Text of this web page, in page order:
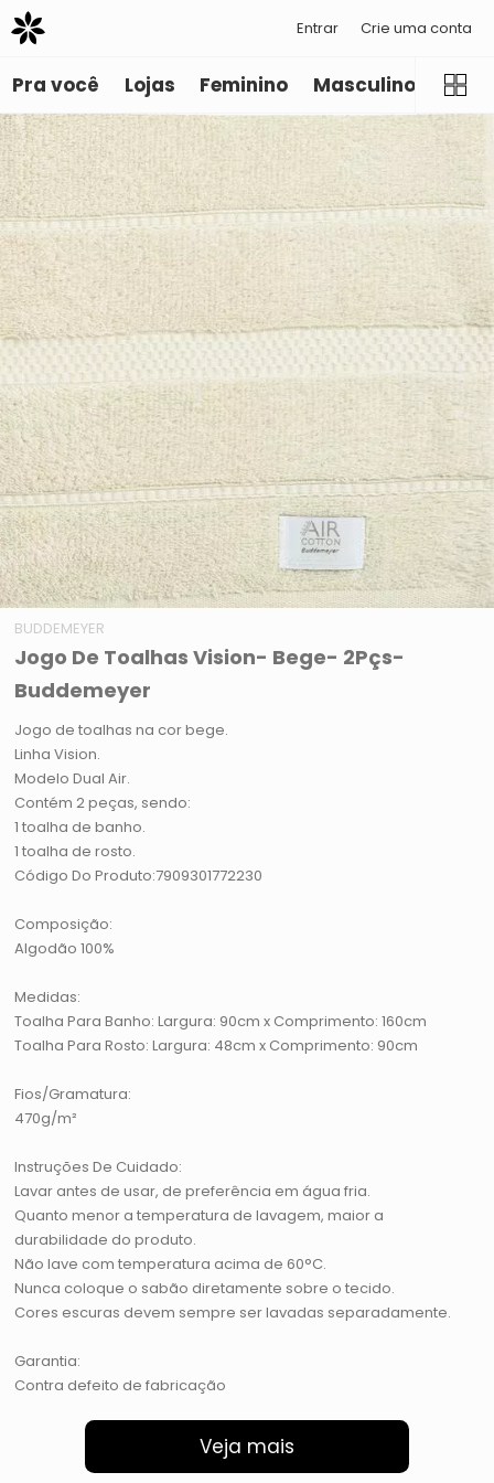
Entrar Crie uma conta
Pra você Lojas Feminino Masculino
BUDDEMEYER
Jogo De Toalhas Vision- Bege- 2Pçs-
Buddemeyer
Jogo de toalhas na cor bege.
Linha Vision.
Modelo Dual Air.
Contém 2 peças, sendo:
1 toalha de banho.
1 toalha de rosto.
Código Do Produto:7909301772230
Composição:
Algodão 100%
Medidas:
Toalha Para Banho: Largura: 90cm x Comprimento: 160cm
Toalha Para Rosto: Largura: 48cm x Comprimento: 90cm
Fios/Gramatura:
470g/m²
Instruções De Cuidado:
Lavar antes de usar, de preferência em água fria.
Quanto menor a temperatura de lavagem, maior a
durabilidade do produto.
Não lave com temperatura acima de 60°C.
Nunca coloque o sabão diretamente sobre o tecido.
Cores escuras devem sempre ser lavadas separadamente.
Garantia:
Contra defeito de fabricação
Veja mais